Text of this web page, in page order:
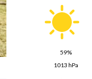
59%
1013 hPa